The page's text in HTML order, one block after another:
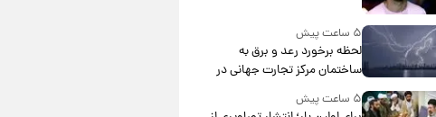
۵ ساعت پیش
لحظه برخورد رعد و برق به
ساختمان مرکز تجارت جهانی در
آمریکا + فیلم
۵ ساعت پیش